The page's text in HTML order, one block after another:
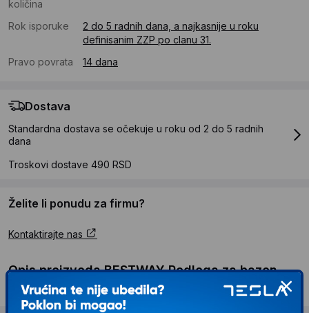
količina
Rok isporuke
2 do 5 radnih dana, a najkasnije u roku
definisanim ZZP po clanu 31.
Pravo povrata
14 dana
Dostava
Standardna dostava se očekuje u roku od 2 do 5 radnih
dana
Troskovi dostave 490 RSD
Želite li ponudu za firmu?
Kontaktirajte nas
Opis proizvoda BESTWAY Podloga za bazen
396x396cm